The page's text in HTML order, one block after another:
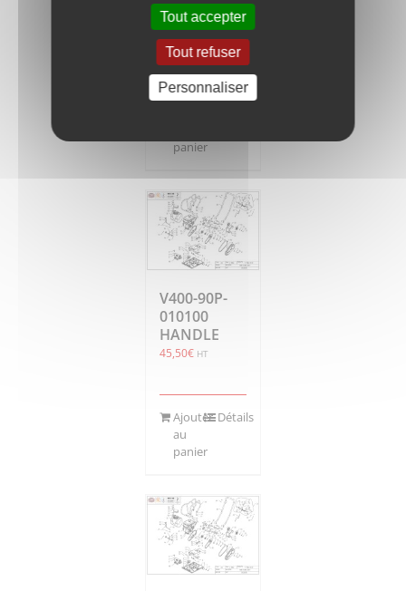
WASHER,TANG
ENDS
0,30€ HT
panier
V400-90P-
010100
HANDLE
45,50€ HT
Ajouter
au
panier
Détails
Tout accepter
Tout refuser
Personnaliser